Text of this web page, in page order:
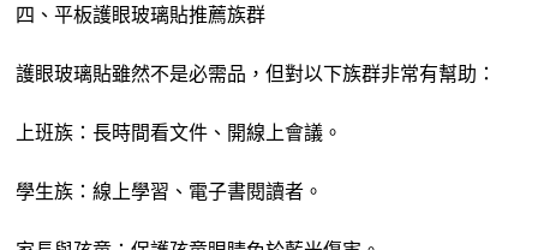
四、平板護眼玻璃貼推薦族群
護眼玻璃貼雖然不是必需品，但對以下族群非常有幫助：
上班族：長時間看文件、開線上會議。
學生族：線上學習、電子書閱讀者。